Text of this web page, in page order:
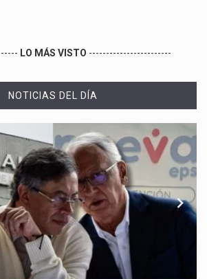
LO MÁS VISTO ------------------------
NOTICIAS DEL DÍA